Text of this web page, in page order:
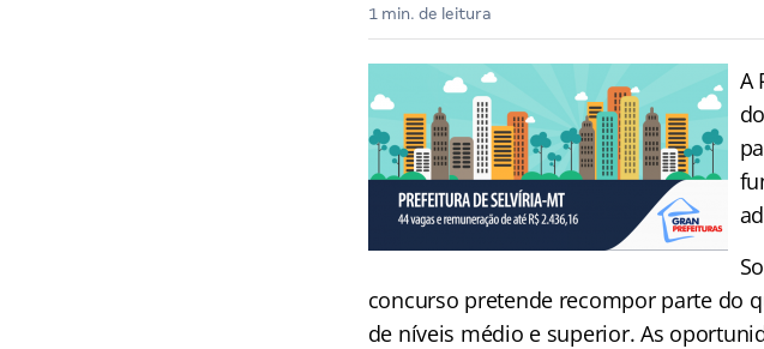
1 min. de leitura
A
concurso pretende recompor parte do
de níveis médio e superior. As